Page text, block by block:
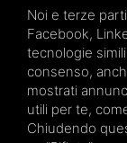
Noi e terze
Facebook,
tecnologie
consenso,
mostrati
utili per te,
Chiudendo